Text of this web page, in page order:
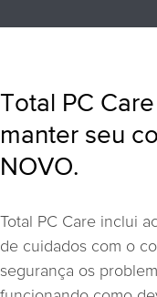
Total PC
manter seu
NOVO.
Total PC Care inclui
de cuidados com o
segurança os